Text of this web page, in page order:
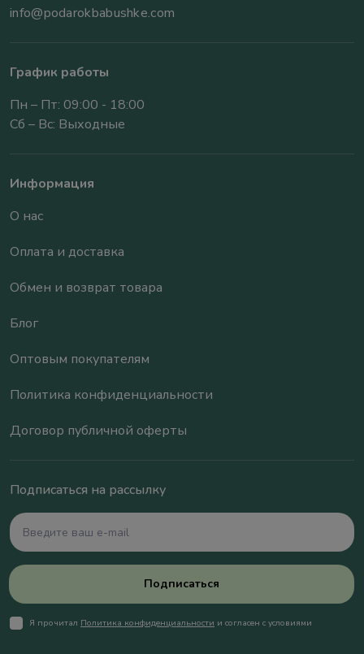
info@podarokbabushke.com
График работы
Пн – Пт: 09:00 - 18:00
Сб – Вс: Выходные
Информация
О нас
Оплата и доставка
Обмен и возврат товара
Блог
Оптовым покупателям
Политика конфиденциальности
Договор публичной оферты
Подписаться на рассылку
Подписаться
Я прочитал Политика конфиденциальности и согласен с условиями